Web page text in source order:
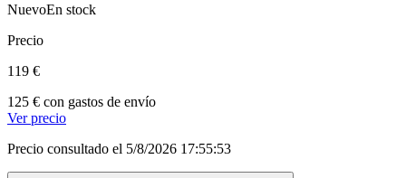
NuevoEn stock
Precio
119 €
125 € con gastos de envío
Ver precio
Precio consultado el 5/8/2026 17:55:53